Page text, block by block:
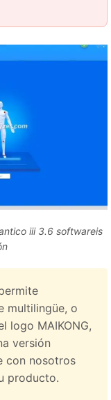
iii 3.6 softwareis
multilingüe, o
logo MAIKONG,
versión
con nosotros
producto.